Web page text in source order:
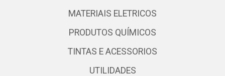
MATERIAIS ELETRICOS
PRODUTOS QUÍMICOS
TINTAS E ACESSORIOS
UTILIDADES